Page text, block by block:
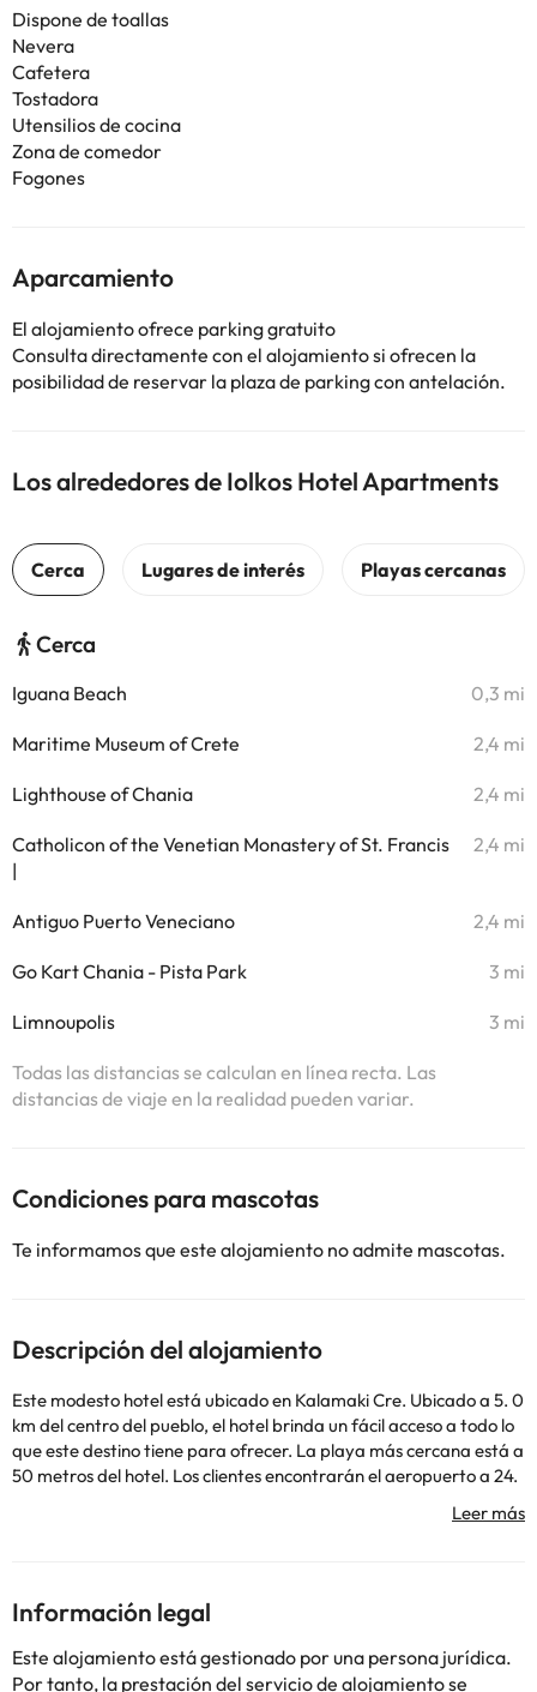
Dispone de toallas
Nevera
Cafetera
Tostadora
Utensilios de cocina
Zona de comedor
Fogones
Aparcamiento
El alojamiento ofrece parking gratuito
Consulta directamente con el alojamiento si ofrecen la
posibilidad de reservar la plaza de parking con antelación.
Los alrededores de Iolkos Hotel Apartments
Cerca
Iguana Beach 0,3 mi
Maritime Museum of Crete 2,4 mi
Lighthouse of Chania 2,4 mi
Catholicon of the Venetian Monastery of St. Francis
|
2,4 mi
Antiguo Puerto Veneciano 2,4 mi
Go Kart Chania - Pista Park 3 mi
Limnoupolis 3 mi
Todas las distancias se calculan en línea recta. Las
distancias de viaje en la realidad pueden variar.
Condiciones para mascotas
Te informamos que este alojamiento no admite mascotas.
Descripción del alojamiento
Este modesto hotel está ubicado en Kalamaki Cre. Ubicado a 5. 0
km del centro del pueblo, el hotel brinda un fácil acceso a todo lo
que este destino tiene para ofrecer. La playa más cercana está a
50 metros del hotel. Los clientes encontrarán el aeropuerto a 24.
0 km. La propiedad está a 12. 0 km del puerto. Este agradable
establecimiento garantiza una estancia tranquila, ya que solo
hay servicio de recepción 24 horas. IOLKOS no ofrece cunas bajo
solicitud previa. IOLKOS cuenta con aparcamiento para que los
huéspedes disfruten de una estancia sin preocupaciones.
Además, IOLKOS ha llevado a cabo importantes mejoras
Información legal
Este alojamiento está gestionado por una persona jurídica.
Por tanto, la prestación del servicio de alojamiento se